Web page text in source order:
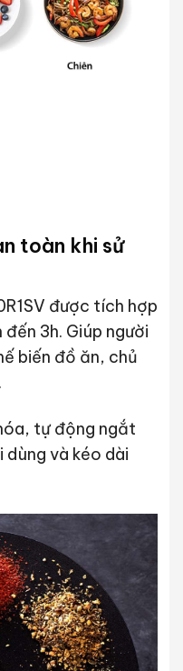
toàn khi sử
được tích hợp
3h. Giúp người
biến đồ ăn, chủ
tự động ngắt
và kéo dài